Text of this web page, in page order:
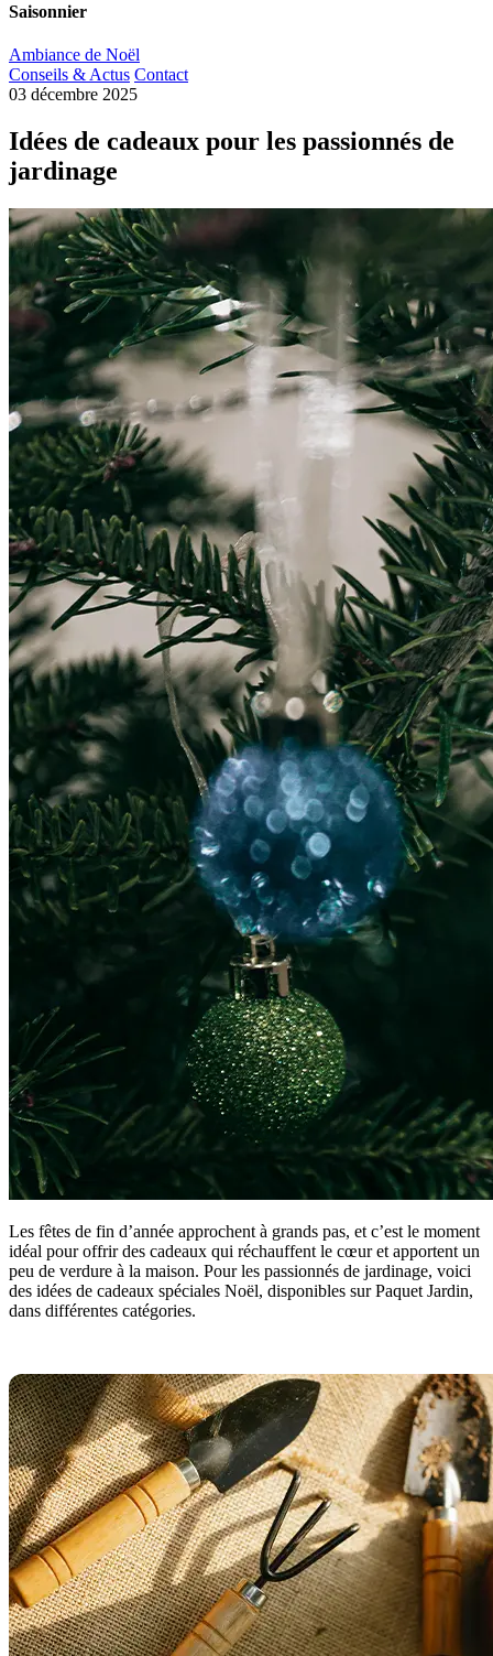
Saisonnier
Ambiance de Noël
Conseils & Actus Contact
03 décembre 2025
Idées de cadeaux pour les passionnés de
jardinage
Les fêtes de fin d’année approchent à grands pas, et c’est le moment
idéal pour offrir des cadeaux qui réchauffent le cœur et apportent un
peu de verdure à la maison. Pour les passionnés de jardinage, voici
des idées de cadeaux spéciales Noël, disponibles sur Paquet Jardin,
dans différentes catégories.